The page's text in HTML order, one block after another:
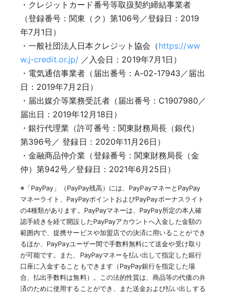
・クレジットカード番号等取扱契約締結事業者
（登録番号：関東（ク）第106号／登録日：2019
年7月1日）
・一般社団法人日本クレジット協会（https://ww
w.j-credit.or.jp/ ／入会日：2019年7月1日）
・電気通信事業者（届出番号：A-02-17943／届出
日：2019年7月2日）
・届出媒介等業務受託者（届出番号：C1907980／
届出日：2019年12月18日）
・銀行代理業（許可番号：関東財務局長（銀代）
第396号／ 登録日：2020年11月26日）
・金融商品仲介業（登録番号：関東財務局長（金
仲）第942号／登録日：2021年6月25日）
※「PayPay」（PayPay残高）には、PayPayマネーとPayPay
マネーライト、PayPayポイントおよびPayPayボーナスライト
の4種類があります。PayPayマネーは、PayPay所定の本人確
認手続きを経て開設したPayPayアカウントへ入金した金額の
範囲内で、提携サービスや加盟店での決済に用いることができ
るほか、PayPayユーザー間で手数料無料にて送金や受け取り
が可能です。また、PayPayマネーを払い出して指定した銀行
口座に入金することもできます（PayPay銀行を指定した場
合、払出手数料は無料）。この法的性質は、商品等の代価の弁
済のために使用することができ、また送金および払い出しする